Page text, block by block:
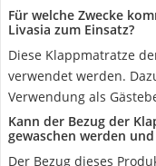
Für welche Zwecke
Livasia zum Einsatz?
Diese Klappmatratze
verwendet werden.
Verwendung als
Kann der Bezug der
gewaschen werden
Der Bezug dieses